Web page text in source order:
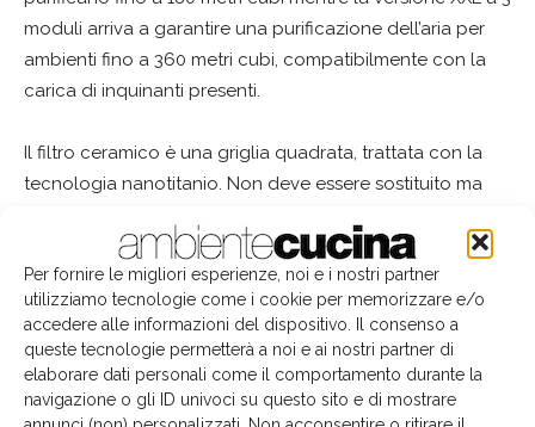
Per fornire le migliori esperienze, noi e i nostri partner
utilizziamo tecnologie come i cookie per memorizzare e/o
accedere alle informazioni del dispositivo. Il consenso a
queste tecnologie permetterà a noi e ai nostri partner di
elaborare dati personali come il comportamento durante la
navigazione o gli ID univoci su questo sito e di mostrare
moduli arriva a garantire una purificazione dell’aria per
ambienti fino a 360 metri cubi, compatibilmente con la
carica di inquinanti presenti.
Il filtro ceramico è una griglia quadrata, trattata con la
tecnologia nanotitanio. Non deve essere sostituito ma
necessita ricambi come i purificatori d’aria a filtri Hepa, a
carboni attivi, a lampade UV o sistemi di ionizzazione.
Questi filtri una volta esauriti possono diventare un
ricettacolo per la proliferazione microbica.
"Brid non assorbe ma distrugge i microorganismi, di